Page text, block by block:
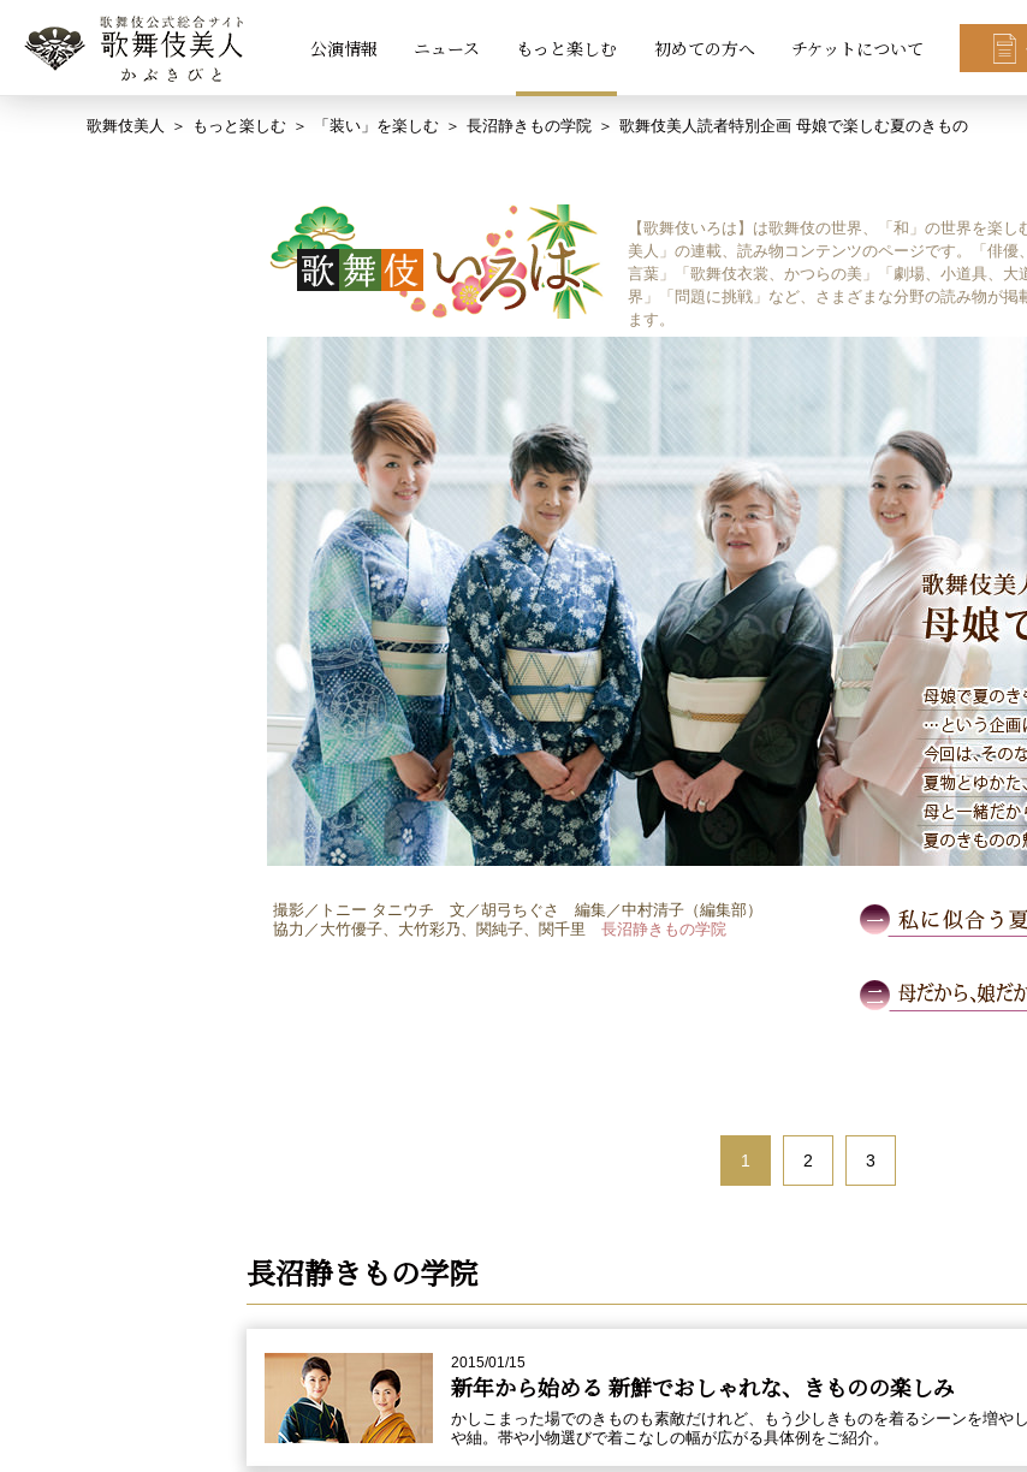
公演情報 ニュース もっと楽しむ 初めての方へ チケットについて
歌舞伎美人 もっと楽しむ 「装い」を楽しむ 長沼静きもの学院 歌舞伎美人読者特別企画 母娘で楽しむ夏のきもの
【歌舞伎いろは】は歌舞伎の世界、「和」の世界を楽し
美人」の連載、読み物コンテンツのページです。「俳優
言葉」「歌舞伎衣裳、かつらの美」「劇場、小道具、大
界」「問題に挑戦」など、さまざまな分野の読み物が掲
ます。
撮影／トニー タニウチ 文／胡弓ちぐさ 編集／中村清子（編集部）
協力／大竹優子、大竹彩乃、関純子、関千里 長沼静きもの学院
1 2 3
長沼静きもの学院
2015/01/15
新年から始める 新鮮でおしゃれな、きものの楽しみ
かしこまった場でのきものも素敵だけれど、もう少しきものを着るシーンを増
や紬。帯や小物選びで着こなしの幅が広がる具体例をご紹介。